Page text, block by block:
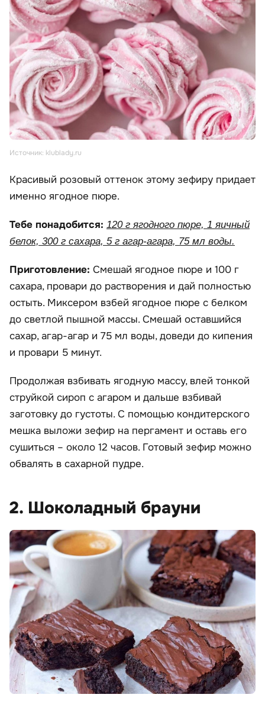
Источник: klublady.ru
Красивый розовый оттенок этому зефиру придает
именно ягодное пюре.
Тебе понадобится: 120 г ягодного пюре, 1 яичный
белок, 300 г сахара, 5 г агар-агара, 75 мл воды.
Приготовление: Смешай ягодное пюре и 100 г
сахара, провари до растворения и дай полностью
остыть. Миксером взбей ягодное пюре с белком
до светлой пышной массы. Смешай оставшийся
сахар, агар-агар и 75 мл воды, доведи до кипения
и провари 5 минут.
Продолжая взбивать ягодную массу, влей тонкой
струйкой сироп с агаром и дальше взбивай
заготовку до густоты. С помощью кондитерского
мешка выложи зефир на пергамент и оставь его
сушиться – около 12 часов. Готовый зефир можно
обвалять в сахарной пудре.
2. Шоколадный брауни